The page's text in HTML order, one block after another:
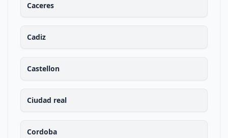
Caceres
Cadiz
Castellon
Ciudad real
Cordoba